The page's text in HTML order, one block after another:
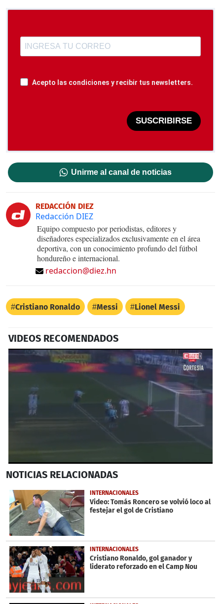
Acepto las condiciones y recibir tus newsletters.
SUSCRIBIRSE
Unirme al canal de noticias
REDACCIÓN DIEZ
Redacción DIEZ
Equipo compuesto por periodistas, editores y
diseñadores especializados exclusivamente en el área
deportiva, con un conocimiento profundo del fútbol
hondureño e internacional.
redaccion@diez.hn
Cristiano Ronaldo Messi Lionel Messi
VIDEOS RECOMENDADOS
seconds
1
minute,
23
seconds
NOTICIAS RELACIONADAS
INTERNACIONALES
Video: Tomás Roncero se volvió loco al
festejar el gol de Cristiano
INTERNACIONALES
Cristiano Ronaldo, gol ganador y
liderato reforzado en el Camp Nou